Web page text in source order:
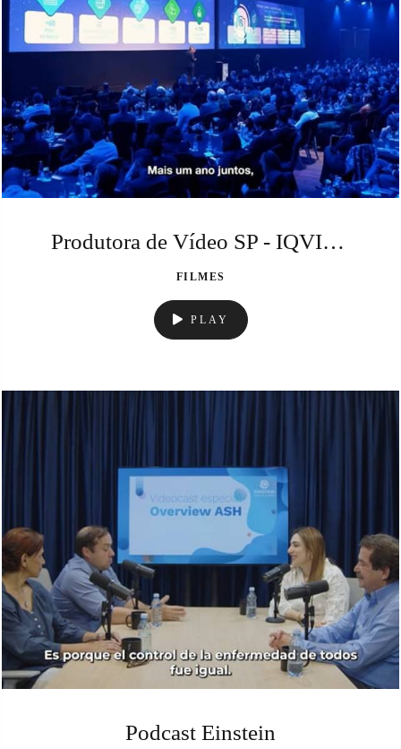
Produtora de Vídeo SP - IQVIA - Aftermovie.
FILMES
PLAY
Podcast Einstein